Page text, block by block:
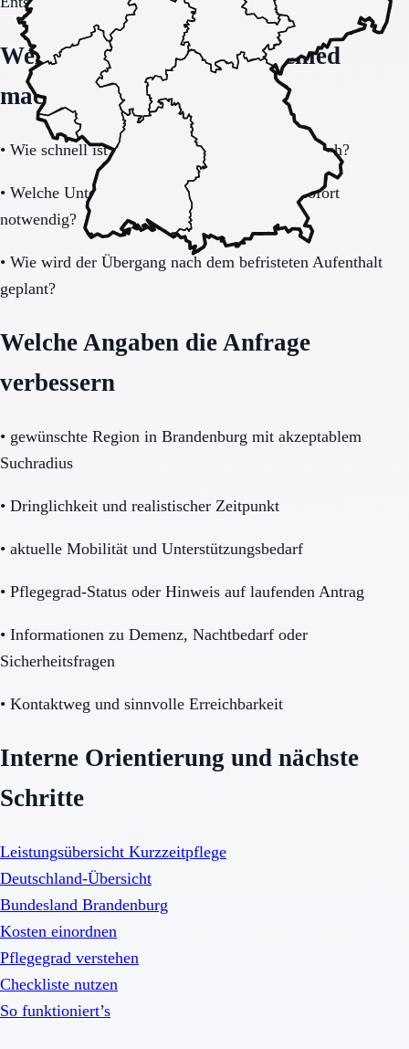
Welche Fragen den Unterschied
machen
• Wie schnell ist eine Aufnahme realistisch möglich?
• Welche Unterlagen und Informationen sind sofort
notwendig?
• Wie wird der Übergang nach dem befristeten Aufenthalt
geplant?
Welche Angaben die Anfrage
verbessern
• gewünschte Region in Brandenburg mit akzeptablem
Suchradius
• Dringlichkeit und realistischer Zeitpunkt
• aktuelle Mobilität und Unterstützungsbedarf
• Pflegegrad-Status oder Hinweis auf laufenden Antrag
• Informationen zu Demenz, Nachtbedarf oder
Sicherheitsfragen
• Kontaktweg und sinnvolle Erreichbarkeit
Interne Orientierung und nächste
Schritte
Leistungsübersicht Kurzzeitpflege
Deutschland-Übersicht
Bundesland Brandenburg
Kosten einordnen
Pflegegrad verstehen
Checkliste nutzen
So funktioniert’s